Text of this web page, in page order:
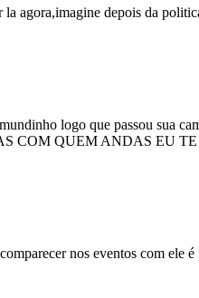
la agora,imagine depois da
logo que passou sua
COM QUEM ANDAS
nos eventos com ele